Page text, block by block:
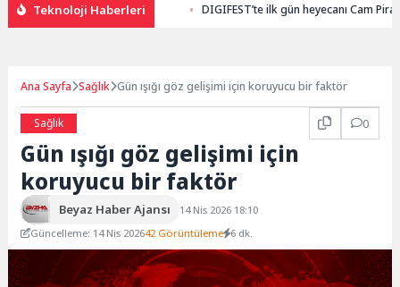
Teknoloji Haberleri DIGIFEST’te ilk gün heyecanı Cam
Ana Sayfa Sağlık Gün ışığı göz gelişimi için koruyucu bir faktör
Sağlık 0
Gün ışığı göz gelişimi için
koruyucu bir faktör
Beyaz Haber Ajansı
14 Nis 2026 18:10
Güncelleme: 14 Nis 202642 Görüntüleme 6 dk.